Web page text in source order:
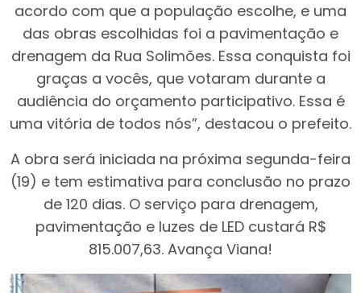
acordo com que a população escolhe, e uma
das obras escolhidas foi a pavimentação e
drenagem da Rua Solimões. Essa conquista foi
graças a vocês, que votaram durante a
audiência do orçamento participativo. Essa é
uma vitória de todos nós”, destacou o prefeito.
A obra será iniciada na próxima segunda-feira
(19) e tem estimativa para conclusão no prazo
de 120 dias. O serviço para drenagem,
pavimentação e luzes de LED custará R$
815.007,63. Avança Viana!